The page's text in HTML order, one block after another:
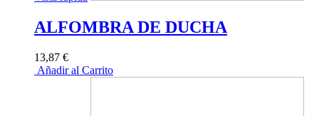
ALFOMBRA DE DUCHA
13,87 €
Añadir al Carrito